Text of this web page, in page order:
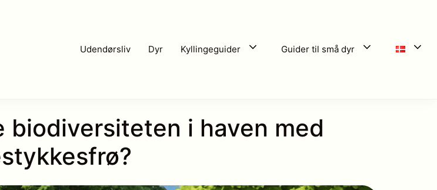
Udendørsliv Dyr Kyllingeguider Guider til små dyr
biodiversiteten i haven med